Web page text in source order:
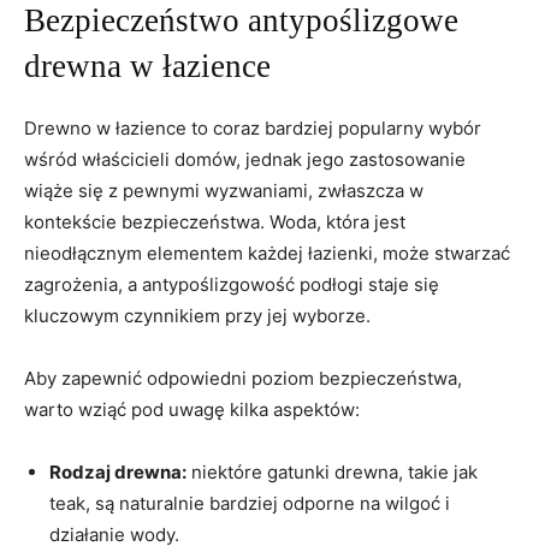
Bezpieczeństwo antypoślizgowe
drewna w ⁢łazience
Drewno w łazience ‍to coraz bardziej popularny wybór
wśród właścicieli domów, jednak jego⁤ zastosowanie
wiąże‌ się z pewnymi wyzwaniami, zwłaszcza w
kontekście bezpieczeństwa. ⁢Woda, ⁣która ‍jest
nieodłącznym ⁤elementem każdej łazienki,⁢ może‍ stwarzać ​
zagrożenia, a antypoślizgowość podłogi staje⁤ się
kluczowym czynnikiem‍ przy jej wyborze.
Aby zapewnić odpowiedni‍ poziom bezpieczeństwa,
warto⁢ wziąć pod uwagę kilka aspektów:
Rodzaj drewna: niektóre gatunki drewna,​ takie jak
teak, są naturalnie bardziej odporne na wilgoć ⁤i
działanie⁢ wody.